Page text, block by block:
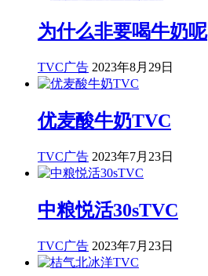
为什么非要喝牛奶呢
TVC广告 2023年8月29日
优麦酸牛奶TVC
TVC广告 2023年7月23日
中粮悦活30sTVC
TVC广告 2023年7月23日